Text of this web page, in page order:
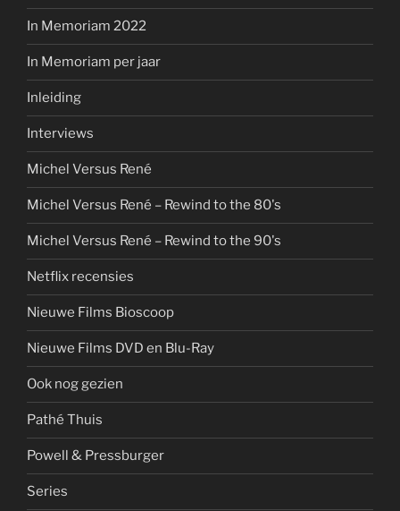
In Memoriam 2022
In Memoriam per jaar
Inleiding
Interviews
Michel Versus René
Michel Versus René – Rewind to the 80's
Michel Versus René – Rewind to the 90's
Netflix recensies
Nieuwe Films Bioscoop
Nieuwe Films DVD en Blu-Ray
Ook nog gezien
Pathé Thuis
Powell & Pressburger
Series